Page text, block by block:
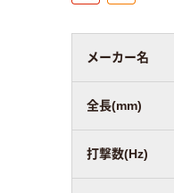
メーカー名
全長(mm)
打撃数(Hz)